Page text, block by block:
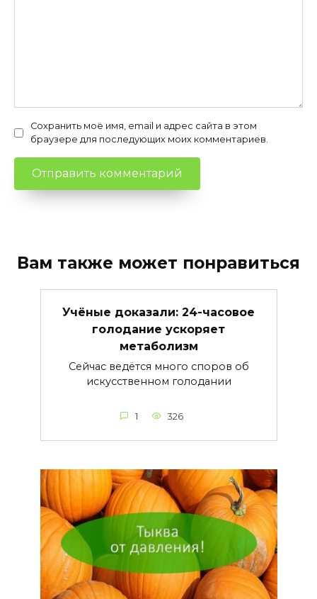
Сохранить моё имя, email и адрес сайта в этом
браузере для последующих моих комментариев.
Вам также может понравиться
Учёные доказали: 24-часовое
голодание ускоряет
метаболизм
Сейчас ведётся много споров об
искусственном голодании
1 326